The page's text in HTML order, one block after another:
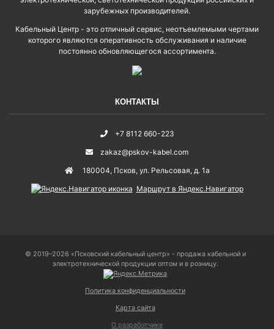
зарубежных производителей.
Кабельный Центр - это отличный сервис, неотъемлемыми чертами
которого являются оперативность обслуживания и наличие
постоянно обновляющегося ассортимента.
КОНТАКТЫ
+7 8112 660-223
zakaz@pskov-kabel.com
180004, Псков, ул. Рельсовая, д. 1а
Маршрут в Яндекс.Навигатор
© 2019–2026 «Псковский кабельный центр» - продажа кабельной и
электротехнической продукции оптом и в розницу.
Политика конфиденциальности
Карта сайта
О разработчике